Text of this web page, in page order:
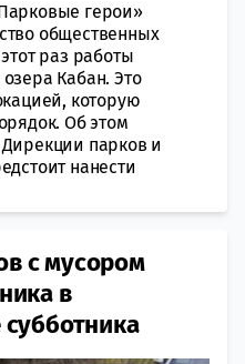
герои»
общественных
раз работы
Кабан. Это
которую
Об этом
парков и
нанести
с мусором
в
субботника